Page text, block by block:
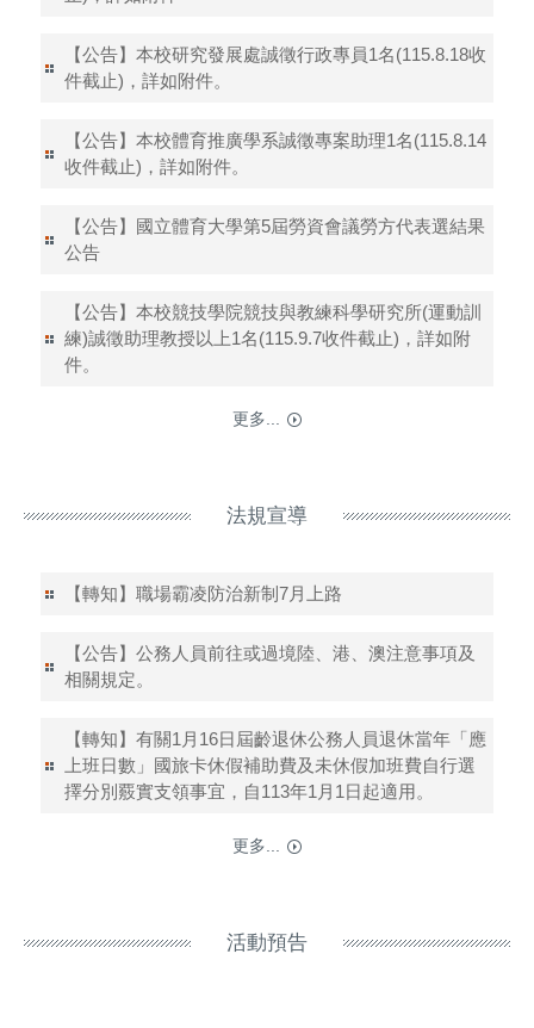
【公告】本校研究發展處誠徵行政專員1名(115.8.18收
件截止)，詳如附件。
【公告】本校體育推廣學系誠徵專案助理1名(115.8.14
收件截止)，詳如附件。
【公告】國立體育大學第5屆勞資會議勞方代表選結果
公告
【公告】本校競技學院競技與教練科學研究所(運動訓
練)誠徵助理教授以上1名(115.9.7收件截止)，詳如附
件。
更多...
法規宣導
【轉知】職場霸凌防治新制7月上路
【公告】公務人員前往或過境陸、港、澳注意事項及
相關規定。
【轉知】有關1月16日屆齡退休公務人員退休當年「應
上班日數」國旅卡休假補助費及未休假加班費自行選
擇分別覈實支領事宜，自113年1月1日起適用。
更多...
活動預告